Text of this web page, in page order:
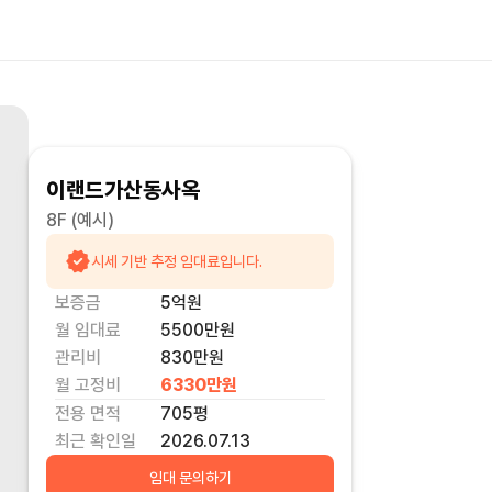
이랜드가산동사옥
8F (예시)
시세 기반 추정 임대료입니다.
보증금 5억원
월 임대료
5500만원
관리비
830만원
월 고정비
6330만원
전용 면적
705평
최근 확인일
2026.07.13
임대 문의하기